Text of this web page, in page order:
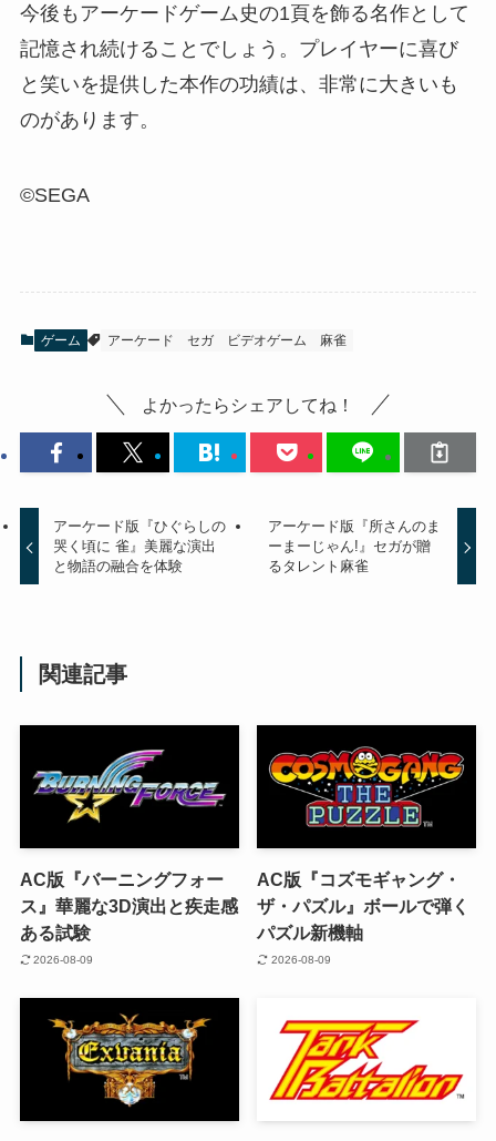
今後もアーケードゲーム史の1頁を飾る名作として
記憶され続けることでしょう。プレイヤーに喜び
と笑いを提供した本作の功績は、非常に大きいも
のがあります。
©SEGA
ゲーム アーケード セガ ビデオゲーム 麻雀
よかったらシェアしてね！
アーケード版『ひぐらしの
哭く頃に 雀』美麗な演出
と物語の融合を体験
アーケード版『所さんのま
ーまーじゃん!』セガが贈
るタレント麻雀
関連記事
AC版『バーニングフォー
ス』華麗な3D演出と疾走感
ある試験
2026-08-09
AC版『コズモギャング・
ザ・パズル』ボールで弾く
パズル新機軸
2026-08-09